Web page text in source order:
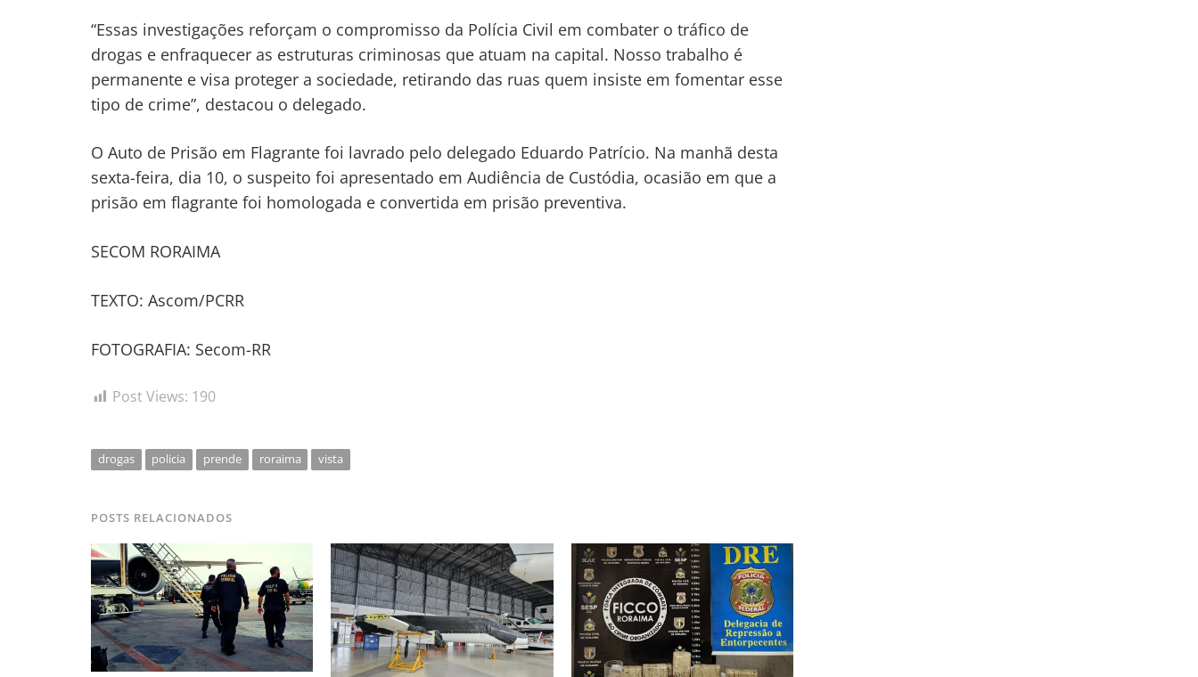
“Essas investigações reforçam o compromisso da Polícia Civil em combater o tráfico de
drogas e enfraquecer as estruturas criminosas que atuam na capital. Nosso trabalho é
permanente e visa proteger a sociedade, retirando das ruas quem insiste em fomentar esse
tipo de crime”, destacou o delegado.
O Auto de Prisão em Flagrante foi lavrado pelo delegado Eduardo Patrício. Na manhã desta
sexta-feira, dia 10, o suspeito foi apresentado em Audiência de Custódia, ocasião em que a
prisão em flagrante foi homologada e convertida em prisão preventiva.
SECOM RORAIMA
TEXTO: Ascom/PCRR
FOTOGRAFIA: Secom-RR
Post Views: 190
drogas policia prende roraima vista
POSTS RELACIONADOS